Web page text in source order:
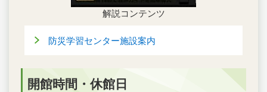
解説コンテンツ
防災学習センター施設案内
開館時間・休館日